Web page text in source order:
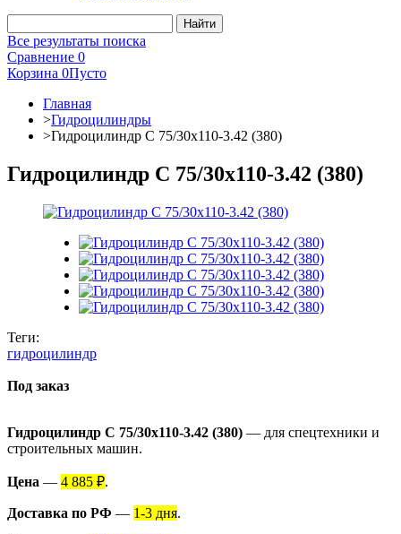
Все результаты поиска
Сравнение 0
Корзина 0Пусто
Главная
>Гидроцилиндры
>Гидроцилиндр C 75/30x110-3.42 (380)
Гидроцилиндр C 75/30x110-3.42 (380)
Теги:
гидроцилиндр
Под заказ
Гидроцилиндр C 75/30x110-3.42 (380) — для спецтехники и
строительных машин.
Цена — 4 885 ₽.
Доставка по РФ — 1-3 дня.